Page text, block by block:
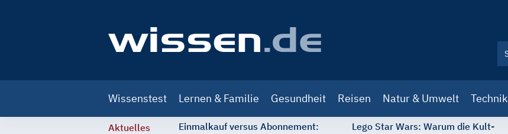
navigation
Wissenstest Lernen & Familie Gesundheit Reisen Natur & Umwelt Technik
Aktuelles
Einmalkauf versus Abonnement:
Lego Star Wars: Warum die Kult-